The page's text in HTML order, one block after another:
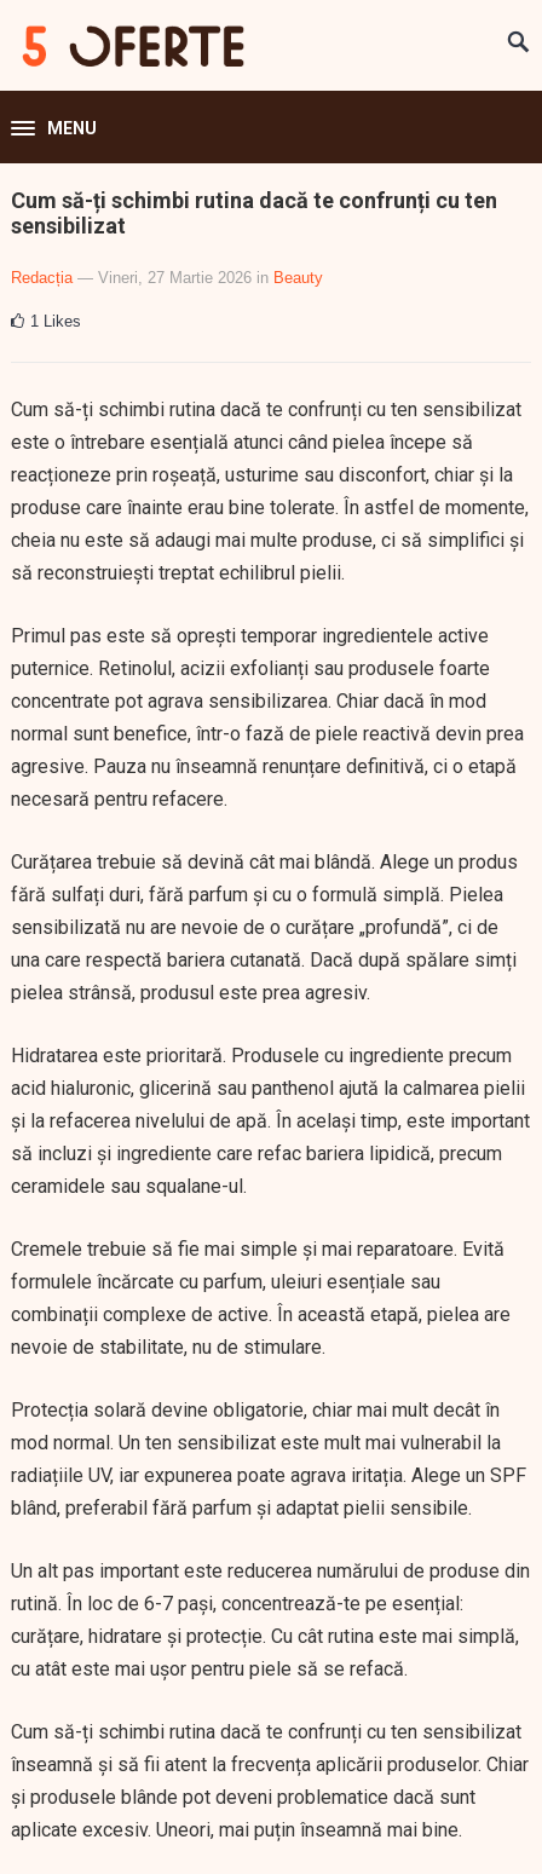
MENU
Cum să-ți schimbi rutina dacă te confrunți cu ten
sensibilizat
Redacția — Vineri, 27 Martie 2026 in Beauty
1 Likes
Cum să-ți schimbi rutina dacă te confrunți cu ten sensibilizat
este o întrebare esențială atunci când pielea începe să
reacționeze prin roșeață, usturime sau disconfort, chiar și la
produse care înainte erau bine tolerate. În astfel de momente,
cheia nu este să adaugi mai multe produse, ci să simplifici și
să reconstruiești treptat echilibrul pielii.
Primul pas este să oprești temporar ingredientele active
puternice. Retinolul, acizii exfolianți sau produsele foarte
concentrate pot agrava sensibilizarea. Chiar dacă în mod
normal sunt benefice, într-o fază de piele reactivă devin prea
agresive. Pauza nu înseamnă renunțare definitivă, ci o etapă
necesară pentru refacere.
Curățarea trebuie să devină cât mai blândă. Alege un produs
fără sulfați duri, fără parfum și cu o formulă simplă. Pielea
sensibilizată nu are nevoie de o curățare „profundă”, ci de
una care respectă bariera cutanată. Dacă după spălare simți
pielea strânsă, produsul este prea agresiv.
Hidratarea este prioritară. Produsele cu ingrediente precum
acid hialuronic, glicerină sau panthenol ajută la calmarea pielii
și la refacerea nivelului de apă. În același timp, este important
să incluzi și ingrediente care refac bariera lipidică, precum
ceramidele sau squalane-ul.
Cremele trebuie să fie mai simple și mai reparatoare. Evită
formulele încărcate cu parfum, uleiuri esențiale sau
combinații complexe de active. În această etapă, pielea are
nevoie de stabilitate, nu de stimulare.
Protecția solară devine obligatorie, chiar mai mult decât în
mod normal. Un ten sensibilizat este mult mai vulnerabil la
radiațiile UV, iar expunerea poate agrava iritația. Alege un SPF
blând, preferabil fără parfum și adaptat pielii sensibile.
Un alt pas important este reducerea numărului de produse din
rutină. În loc de 6-7 pași, concentrează-te pe esențial:
curățare, hidratare și protecție. Cu cât rutina este mai simplă,
cu atât este mai ușor pentru piele să se refacă.
Cum să-ți schimbi rutina dacă te confrunți cu ten sensibilizat
înseamnă și să fii atent la frecvența aplicării produselor. Chiar
și produsele blânde pot deveni problematice dacă sunt
aplicate excesiv. Uneori, mai puțin înseamnă mai bine.